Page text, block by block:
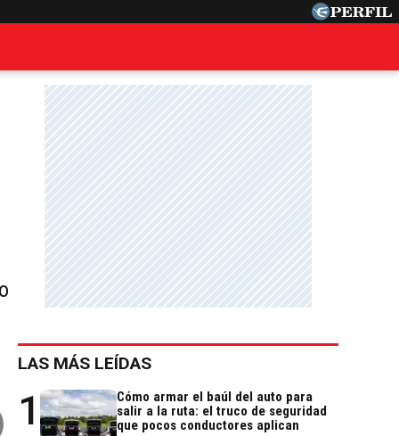
LAS MÁS LEÍDAS
1
Cómo armar el baúl del auto para
salir a la ruta: el truco de seguridad
que pocos conductores aplican